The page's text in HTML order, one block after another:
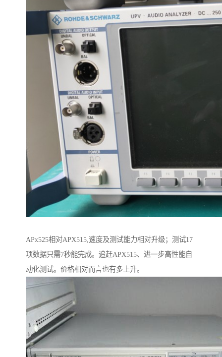
APx525相对APX515,速度及测试能力相对升级；测试17
项数据只需7秒能完成。追赶APX515、进一步高性能自
动化测试。价格相对而言也有多上升。